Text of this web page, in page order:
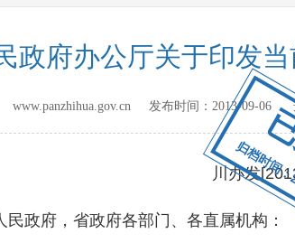
归档时
政府办公厅关于印发
www.panzhihua.gov.cn 发布时间： 2013-09-06选
川办发
政府，省政府各部门、各直属机构：